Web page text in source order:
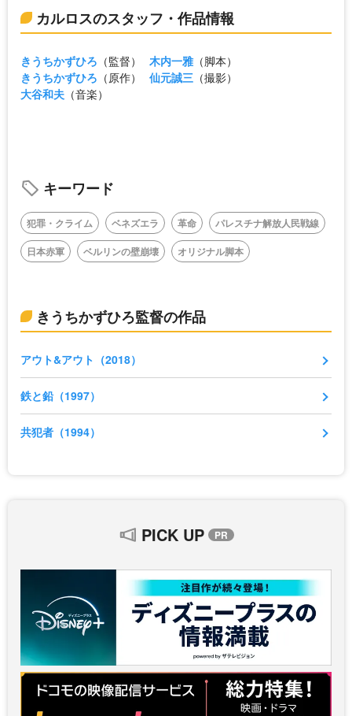
カルロスのスタッフ・作品情報
きうちかずひろ （監督） 木内一雅（脚本）
きうちかずひろ （原作） 仙元誠三 （撮影）
大谷和夫 （音楽）
キーワード
犯罪・クライム ベネズエラ 革命
パレスチナ解放人民戦線
日本赤軍
ベルリンの壁崩壊 オリジナル脚本
きうちかずひろ監督の作品
アウト&アウト（2018）
鉄と鉛（1997）
共犯者（1994）
PICK UP